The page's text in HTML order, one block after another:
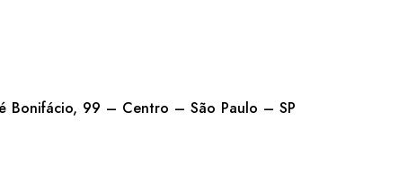
Bonifácio, 99 – Centro – São Paulo – SP